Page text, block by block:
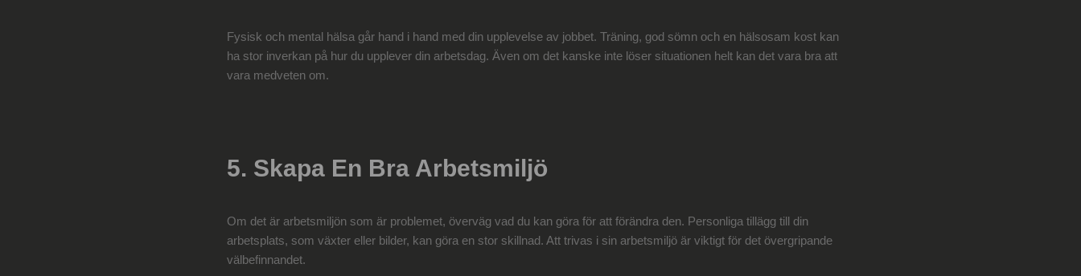
Fysisk och mental hälsa går hand i hand med din upplevelse av jobbet. Träning, god sömn och en hälsosam kost kan
ha stor inverkan på hur du upplever din arbetsdag. Även om det kanske inte löser situationen helt kan det vara bra att
vara medveten om.
5. Skapa En Bra Arbetsmiljö
Om det är arbetsmiljön som är problemet, överväg vad du kan göra för att förändra den. Personliga tillägg till din
arbetsplats, som växter eller bilder, kan göra en stor skillnad. Att trivas i sin arbetsmiljö är viktigt för det övergripande
välbefinnandet.